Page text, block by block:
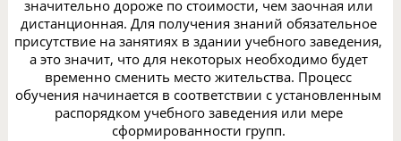
значительно дороже по стоимости, чем заочная или
дистанционная. Для получения знаний обязательное
присутствие на занятиях в здании учебного заведения,
а это значит, что для некоторых необходимо будет
временно сменить место жительства. Процесс
обучения начинается в соответствии с установленным
распорядком учебного заведения или мере
сформированности групп.